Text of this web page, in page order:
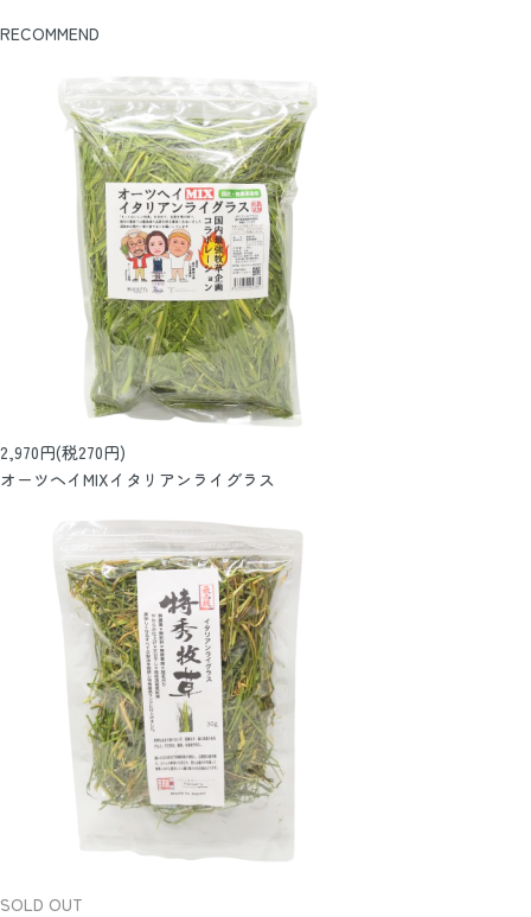
RECOMMEND
2,970円(税270円)
オーツヘイMIXイタリアンライグラス
SOLD OUT